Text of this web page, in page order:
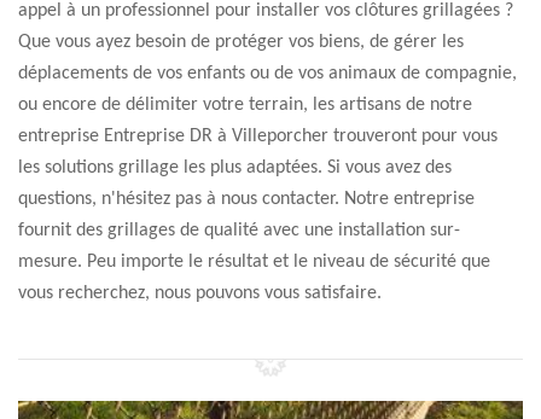
appel à un professionnel pour installer vos clôtures grillagées ?
Que vous ayez besoin de protéger vos biens, de gérer les
déplacements de vos enfants ou de vos animaux de compagnie,
ou encore de délimiter votre terrain, les artisans de notre
entreprise Entreprise DR à Villeporcher trouveront pour vous
les solutions grillage les plus adaptées. Si vous avez des
questions, n'hésitez pas à nous contacter. Notre entreprise
fournit des grillages de qualité avec une installation sur-
mesure. Peu importe le résultat et le niveau de sécurité que
vous recherchez, nous pouvons vous satisfaire.